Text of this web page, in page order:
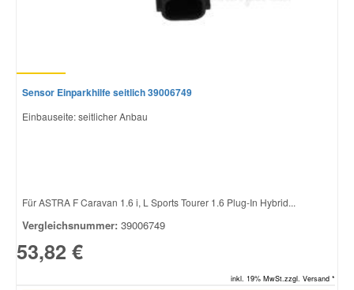
Sensor Einparkhilfe seitlich 39006749
Einbauseite: seitlicher Anbau
Für ASTRA F Caravan 1.6 i, L Sports Tourer 1.6 Plug-In Hybrid...
Vergleichsnummer: 39006749
53,82 €
inkl. 19% MwSt.zzgl. Versand *